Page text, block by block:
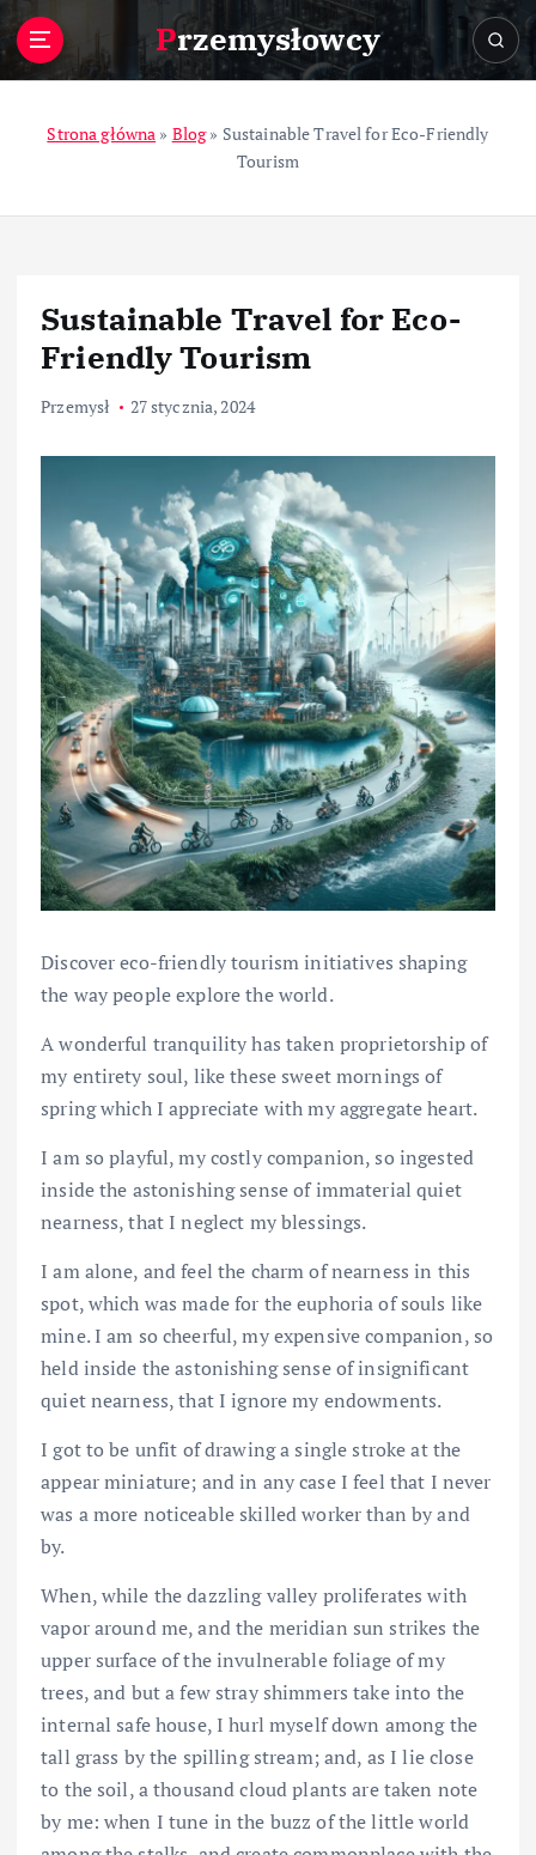
Przemysłowcy
Strona główna » Blog» Sustainable Travel for Eco-Friendly
Tourism
Sustainable Travel for Eco-
Friendly Tourism
Przemysł 27 stycznia, 2024
Discover eco-friendly tourism initiatives shaping
the way people explore the world.
A wonderful tranquility has taken proprietorship of
my entirety soul, like these sweet mornings of
spring which I appreciate with my aggregate heart.
I am so playful, my costly companion, so ingested
inside the astonishing sense of immaterial quiet
nearness, that I neglect my blessings.
I am alone, and feel the charm of nearness in this
spot, which was made for the euphoria of souls like
mine. I am so cheerful, my expensive companion, so
held inside the astonishing sense of insignificant
quiet nearness, that I ignore my endowments.
I got to be unfit of drawing a single stroke at the
appear miniature; and in any case I feel that I never
was a more noticeable skilled worker than by and
by.
When, while the dazzling valley proliferates with
vapor around me, and the meridian sun strikes the
upper surface of the invulnerable foliage of my
trees, and but a few stray shimmers take into the
internal safe house, I hurl myself down among the
tall grass by the spilling stream; and, as I lie close
to the soil, a thousand cloud plants are taken note
by me: when I tune in the buzz of the little world